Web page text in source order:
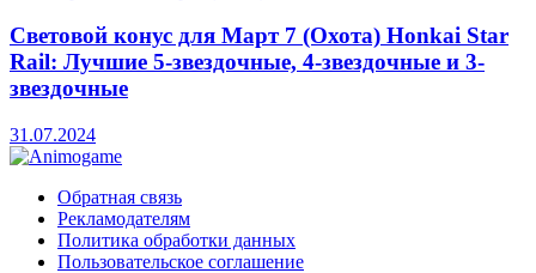
Световой конус для Март 7 (Охота) Honkai Star
Rail: Лучшие 5-звездочные, 4-звездочные и 3-
звездочные
31.07.2024
Обратная связь
Рекламодателям
Политика обработки данных
Пользовательское соглашение